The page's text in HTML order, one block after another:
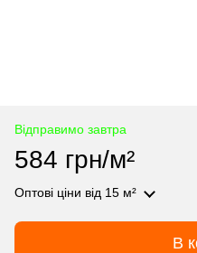
Відправимо завтра
584 грн/м²
Оптові ціни від 15 м²
В